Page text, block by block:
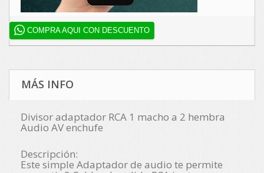
COMPRA AQUI CON DESCUENTO
MÁS INFO
Divisor adaptador RCA 1 macho a 2 hembra
Audio AV enchufe
Descripción:
Este simple Adaptador de audio te permite